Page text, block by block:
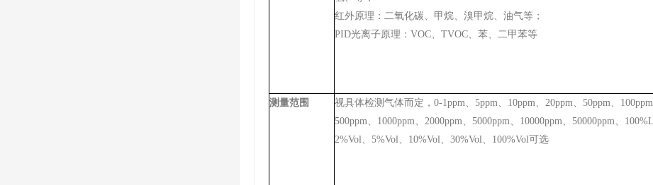
红外原理：二氧化碳、甲烷、溴甲烷、油气等；
PID光离子原理：VOC、TVOC、苯、二甲苯等
测量范围
视具体检测气体而定，0-1ppm、5ppm、10ppm、20ppm、50ppm、100ppm
500ppm、1000ppm、2000ppm、5000ppm、10000ppm、50000ppm、
2%Vol、5%Vol、10%Vol、30%Vol、100%Vol可选